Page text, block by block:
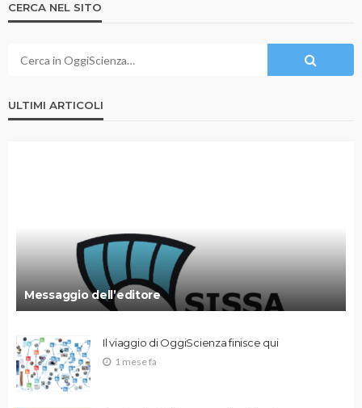
CERCA NEL SITO
ULTIMI ARTICOLI
Messaggio dell’editore
Il viaggio di OggiScienza finisce qui
1 mese fa